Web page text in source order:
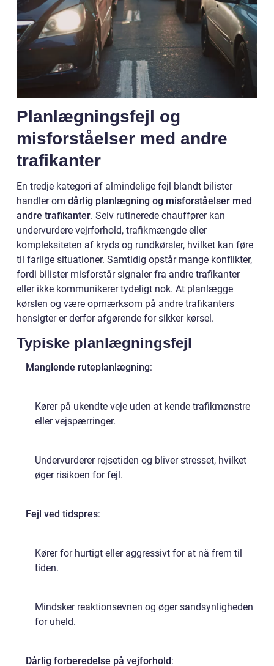
Planlægningsfejl og
misforståelser med andre
trafikanter
En tredje kategori af almindelige fejl blandt bilister
handler om dårlig planlægning og misforståelser med
andre trafikanter. Selv rutinerede chauffører kan
undervurdere vejrforhold, trafikmængde eller
kompleksiteten af kryds og rundkørsler, hvilket kan føre
til farlige situationer. Samtidig opstår mange konflikter,
fordi bilister misforstår signaler fra andre trafikanter
eller ikke kommunikerer tydeligt nok. At planlægge
kørslen og være opmærksom på andre trafikanters
hensigter er derfor afgørende for sikker kørsel.
Typiske planlægningsfejl
Manglende ruteplanlægning:
Kører på ukendte veje uden at kende trafikmønstre
eller vejspærringer.
Undervurderer rejsetiden og bliver stresset, hvilket
øger risikoen for fejl.
Fejl ved tidspres:
Kører for hurtigt eller aggressivt for at nå frem til
tiden.
Mindsker reaktionsevnen og øger sandsynligheden
for uheld.
Dårlig forberedelse på vejforhold: